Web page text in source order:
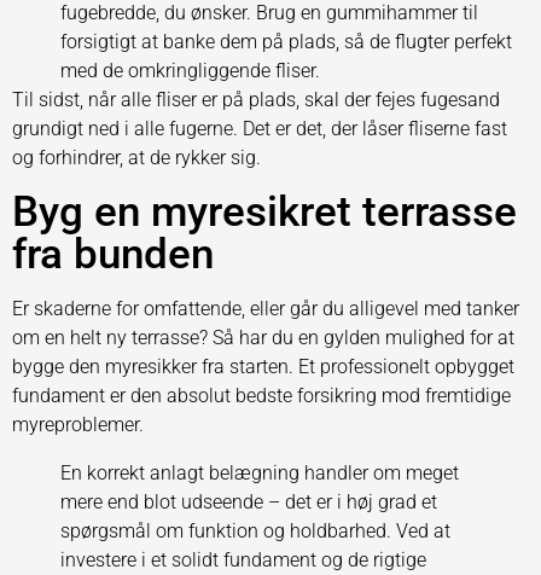
fugebredde, du ønsker. Brug en gummihammer til
forsigtigt at banke dem på plads, så de flugter perfekt
med de omkringliggende fliser.
Til sidst, når alle fliser er på plads, skal der fejes fugesand
grundigt ned i alle fugerne. Det er det, der låser fliserne fast
og forhindrer, at de rykker sig.
Byg en myresikret terrasse
fra bunden
Er skaderne for omfattende, eller går du alligevel med tanker
om en helt ny terrasse? Så har du en gylden mulighed for at
bygge den myresikker fra starten. Et professionelt opbygget
fundament er den absolut bedste forsikring mod fremtidige
myreproblemer.
En korrekt anlagt belægning handler om meget
mere end blot udseende – det er i høj grad et
spørgsmål om funktion og holdbarhed. Ved at
investere i et solidt fundament og de rigtige